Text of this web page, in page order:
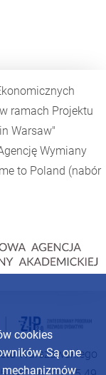
ramach Projektu
Warsaw"
Wymiany
to Poland (nabór
Warszawskiego
cookies
Są one
mechanizmów